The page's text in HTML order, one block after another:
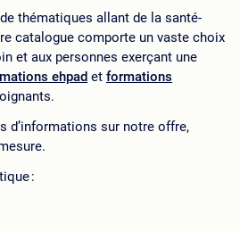
thématiques allant de la santé-
catalogue comporte un vaste choix
et aux personnes exerçant une
ehpad et formations
d’informations sur notre offre,
: